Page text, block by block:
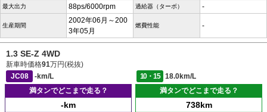
最大出力 88ps/6000rpm 過給器（ターボ） -
生産期間
2002年06月～200
3年05月
燃費性能 -
1.3 SE-Z 4WD
新車時価格91万円(税抜)
JC08
-km/L 10・15
18.0km/L
満タンでどこまで走る？
-km
満タンでどこまで走る？
738km